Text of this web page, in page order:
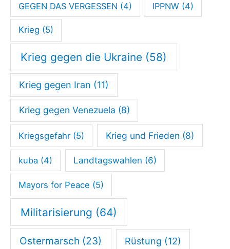
GEGEN DAS VERGESSEN (4) IPPNW (4)
Krieg (5)
Krieg gegen die Ukraine (58)
Krieg gegen Iran (11)
Krieg gegen Venezuela (8)
Kriegsgefahr (5) Krieg und Frieden (8)
kuba (4) Landtagswahlen (6)
Mayors for Peace (5)
Militarisierung (64)
Ostermarsch (23) Rüstung (12)